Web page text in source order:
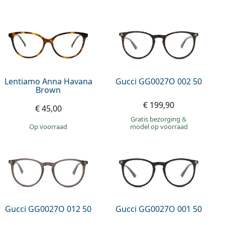
Lentiamo Anna Havana
Brown
€ 45,00
op voorraad
Gucci GG0027O 002 50
€ 199,90
Gratis bezorging&
model op voorraad
Gucci GG0027O 012 50 Gucci GG0027O 001 50